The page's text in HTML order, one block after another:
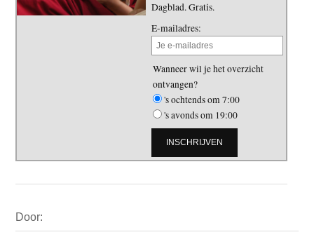
Dagblad. Gratis.
E-mailadres:
Wanneer wil je het overzicht
ontvangen?
's ochtends om 7:00
's avonds om 19:00
Sidebar
Door: